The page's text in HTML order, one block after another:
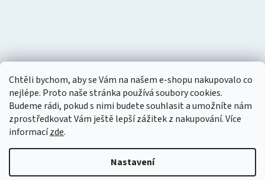
Chtěli bychom, aby se Vám na našem e-shopu nakupovalo co
nejlépe. Proto naše stránka používá soubory cookies.
Budeme rádi, pokud s nimi budete souhlasit a umožníte nám
zprostředkovat Vám ještě lepší zážitek z nakupování.Více
informacízde.
Nastavení
Vytvořil Shoptet